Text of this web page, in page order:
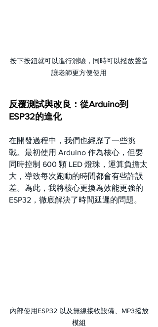
按下按鈕就可以進行測驗，同時可以撥放聲音
讓老師更方便使用
反覆測試與改良：從Arduino到
ESP32的進化
在開發過程中，我們也經歷了一些挑
戰。最初使用 Arduino 作為核心，但要
同時控制 600 顆 LED 燈珠，運算負擔太
大，導致每次跑動的時間都會有些許誤
差。為此，我將核心更換為效能更強的
ESP32，徹底解決了時間延遲的問題。
內部使用ESP32 以及無線接收設備、MP3撥放
模組